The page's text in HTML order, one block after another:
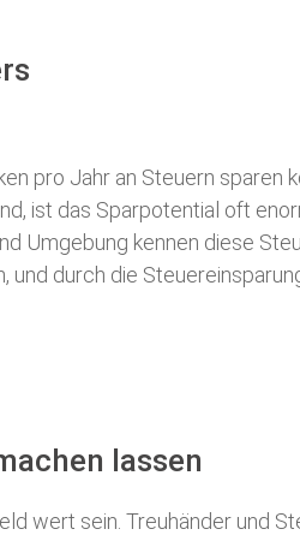
pro Jahr an Steuern sparen
ist das Sparpotential oft
Umgebung kennen diese
durch die
lassen
wert sein. Treuhänder und